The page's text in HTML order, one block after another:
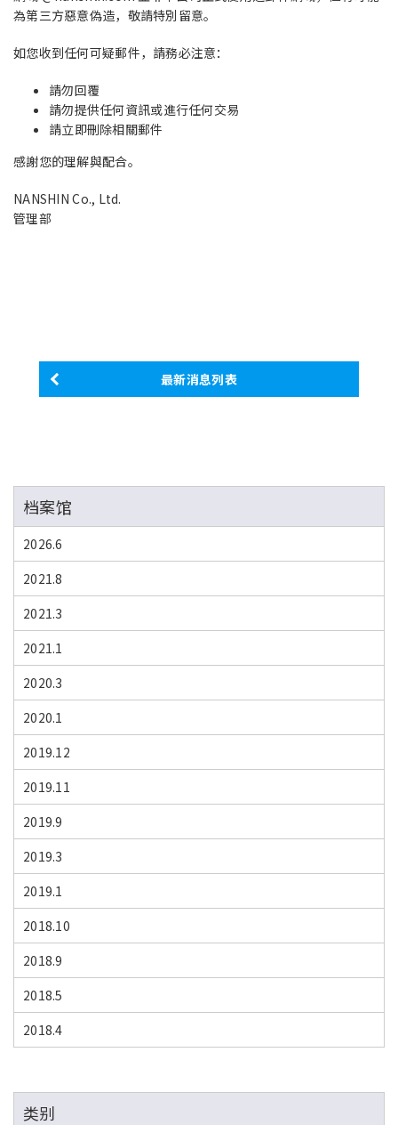
為第三方惡意偽造，敬請特別留意。
如您收到任何可疑郵件，請務必注意：
請勿回覆
請勿提供任何資訊或進行任何交易
請立即刪除相關郵件
感謝您的理解與配合。
NANSHIN Co., Ltd.
管理部
最新消息列表
档案馆
2026.6
2021.8
2021.3
2021.1
2020.3
2020.1
2019.12
2019.11
2019.9
2019.3
2019.1
2018.10
2018.9
2018.5
2018.4
类别